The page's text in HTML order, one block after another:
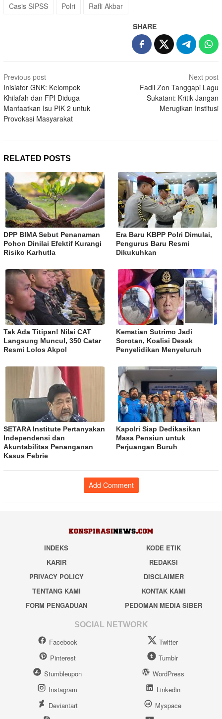
Casis SIPSS Polri Rafli Akbar
SHARE
Post
navigation
Previous post
Inisiator GNK: Kelompok
Khilafah dan FPI Diduga
Manfaatkan Isu PIK 2 untuk
Provokasi Masyarakat
Next post
Fadli Zon Tanggapi Lagu
Sukatani: Kritik Jangan
Merugikan Institusi
RELATED POSTS
DPP BIMA Sebut Penanaman
Pohon Dinilai Efektif Kurangi
Risiko Karhutla
Era Baru KBPP Polri Dimulai,
Pengurus Baru Resmi
Dikukuhkan
Tak Ada Titipan! Nilai CAT
Langsung Muncul, 350 Catar
Resmi Lolos Akpol
Kematian Sutrimo Jadi
Sorotan, Koalisi Desak
Penyelidikan Menyeluruh
SETARA Institute Pertanyakan
Independensi dan
Akuntabilitas Penanganan
Kasus Febrie
Kapolri Siap Dedikasikan
Masa Pensiun untuk
Perjuangan Buruh
Add Comment
INDEKS
KODE ETIK
KARIR
REDAKSI
PRIVACY POLICY
DISCLAIMER
TENTANG KAMI
KONTAK KAMI
FORM PENGADUAN
PEDOMAN MEDIA SIBER
SOCIAL NETWORK
Facebook
Twitter
Pinterest
Tumblr
Stumbleupon
WordPress
Instagram
Linkedin
Deviantart
Myspace